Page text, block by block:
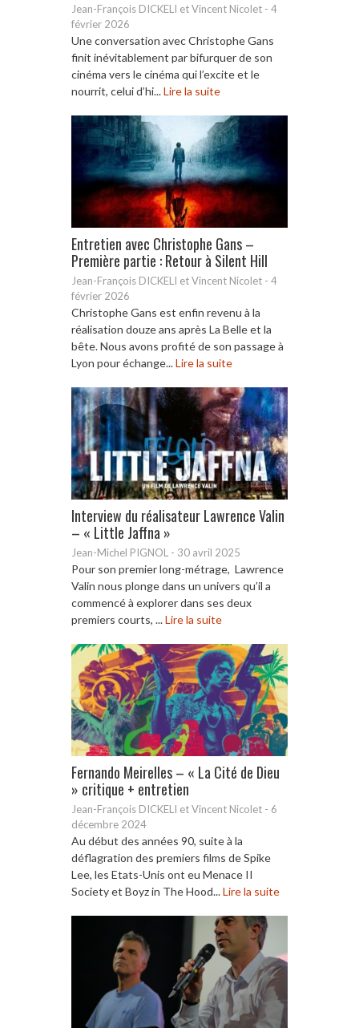
Jean-François DICKELI et Vincent Nicolet - 4
février 2026
Une conversation avec Christophe Gans
finit inévitablement par bifurquer de son
cinéma vers le cinéma qui l’excite et le
nourrit, celui d’hi...Lire la suite
Entretien avec Christophe Gans –
Première partie : Retour à Silent Hill
Jean-François DICKELI et Vincent Nicolet - 4
février 2026
Christophe Gans est enfin revenu à la
réalisation douze ans après La Belle et la
bête. Nous avons profité de son passage à
Lyon pour échange...Lire la suite
Interview du réalisateur Lawrence Valin
– « Little Jaffna »
Jean-Michel PIGNOL - 30 avril 2025
Pour son premier long-métrage, Lawrence
Valin nous plonge dans un univers qu’il a
commencé à explorer dans ses deux
premiers courts, ...Lire la suite
Fernando Meirelles – « La Cité de Dieu
» critique + entretien
Jean-François DICKELI et Vincent Nicolet - 6
décembre 2024
Au début des années 90, suite à la
déflagration des premiers films de Spike
Lee, les Etats-Unis ont eu Menace II
Society et Boyz in The Hood...Lire la suite